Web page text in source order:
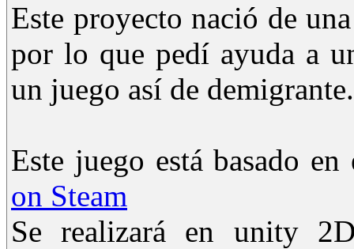
Este proyecto nació de
por lo que pedí ayuda a
un juego así de
Este juego está basado
on Steam
Se realizará en unity